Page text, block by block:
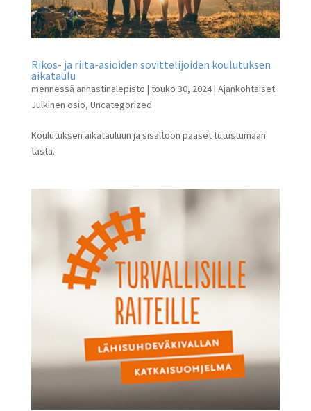
Rikos- ja riita-asioiden sovittelijoiden koulutuksen
aikataulu
mennessä annastinalepisto | touko 30, 2024| Ajankohtaiset
Julkinen osio, Uncategorized
Koulutuksen aikatauluun ja sisältöön pääset tutustumaan
tästä.